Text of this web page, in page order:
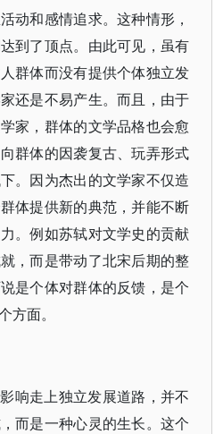
动和感情追求。这种情形，
到了顶点。由此可见，虽有
群体而没有提供个体独立发
还是不易产生。而且，由于
家，群体的文学品格也会愈
群体的因袭复古、玩弄形式
。因为杰出的文学家不仅造
体提供新的典范，并能不断
。例如苏轼对文学史的贡献
，而是带动了北宋后期的整
是个体对群体的反馈，是个
方面。
响走上独立发展道路，并不
而是一种心灵的生长。这个